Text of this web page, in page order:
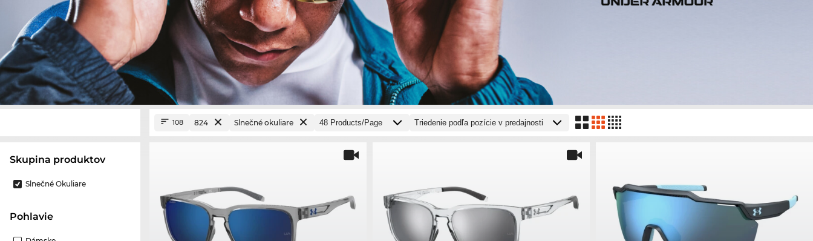
Skupina produktov
Slnečné Okuliare
Pohlavie
108 824 Slnečné okuliare